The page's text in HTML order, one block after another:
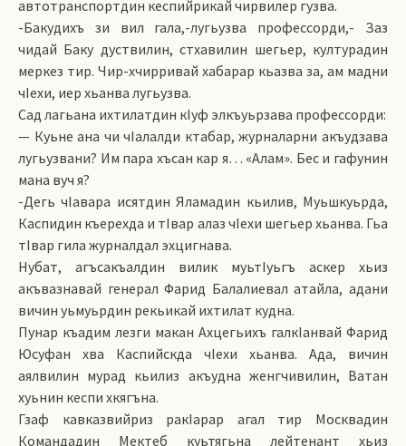
автотранспортдин кеспийрикай чирвилер гузва.
-Бакудихъ зи вил гала,-лугьузва профессорди,- Заз
чидай Баку дуствилин, стхавилин шегьер, културадин
меркез тир. Чир-хчирривай хабарар кьазва за, ам мадни
чIехи, иер хьанва лугьузва.
Сад лагьана ихтилатдин кIуф элкъуьрзава профессорди:
— Куьне ана чи чIалалди ктабар, журналарни акъудзава
лугьузвани? Им пара хъсан кар я… «Алам». Бес и гафунин
мана вуч я?
-Дегь чIавара исятдин Яламадин кьилив, Муьшкуьрда,
Каспидин къерехда и тIвар алаз чIехи шегьер хьанва. Гьа
тIвар гила журналдал эхцигнава.
Нубат, агъсакъалдин вилик муьтIуьгъ аскер хьиз
акъвазнавай генерал Фарид Балалиевал атайла, адани
вичин уьмуьрдин рекьикай ихтилат кудна.
Пунар къадим лезги макан Ахцегьихъ галкIанвай Фарид
Юсуфан хва Каспийскда чIехи хьанва. Ада, вичин
аялвилин мурад кьилиз акъудна женгчивилин, Ватан
хуьнин кеспи хкягъна.
Гзаф кавказвийриз ракIарар агал тир Москвадин
Командадин Мектеб куьтягьна лейтенант хьиз